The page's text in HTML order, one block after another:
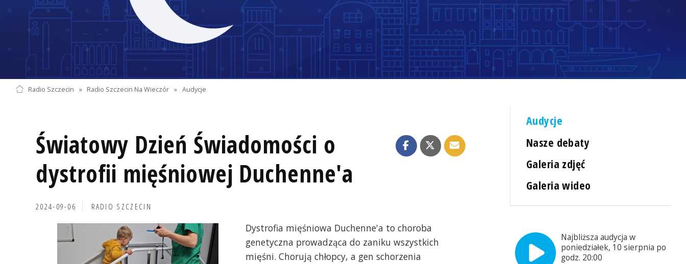
Radio Szczecin » Radio Szczecin Na Wieczór » Audycje
Światowy Dzień Świadomości o
dystrofii mięśniowej Duchenne'a
2024-09-06 RADIO SZCZECIN
Dystrofia mięśniowa Duchenne'a to choroba
genetyczna prowadząca do zaniku wszystkich
mięśni. Chorują chłopcy, a gen schorzenia
Audycje
Nasze debaty
Galeria zdjęć
Galeria wideo
Najbliższa audycja w
poniedziałek, 10 sierpnia po
godz. 20:00